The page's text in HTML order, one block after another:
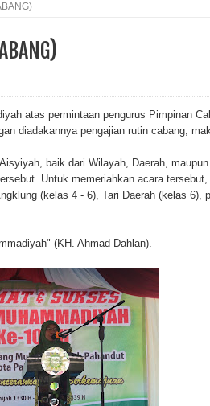
atas permintaan pengurus Pimpinan
diadakannya pengajian rutin cabang,
baik dari Wilayah, Daerah,
Untuk memeriahkan acara
(kelas 4 - 6), Tari Daerah (kelas 6),
(KH. Ahmad Dahlan).